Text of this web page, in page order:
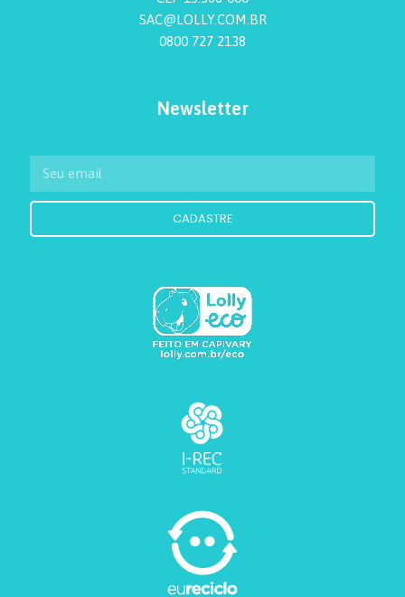
SAC@LOLLY.COM.BR
0800 727 2138
Newsletter
CADASTRE